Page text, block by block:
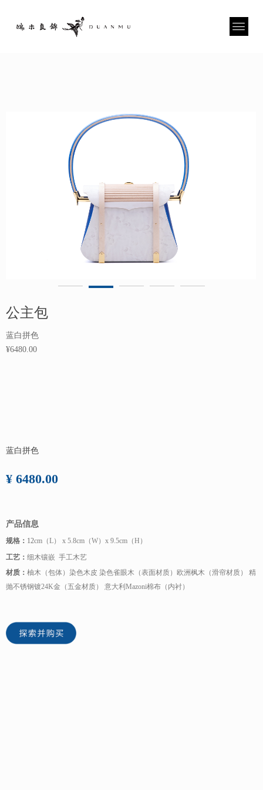
公主包
蓝白拼色
¥6480.00
蓝白拼色
¥ 6480.00
产品信息
规格： 12cm（L） x 5.8cm（W）x 9.5cm（H）
工艺： 细木镶嵌 手工木艺
材质： 柚木（包体）染色木皮 染色雀眼木（表面材质）欧洲枫木（滑帘材质） 精
抛不锈钢镀24K金（五金材质） 意大利Mazoni棉布（内衬）